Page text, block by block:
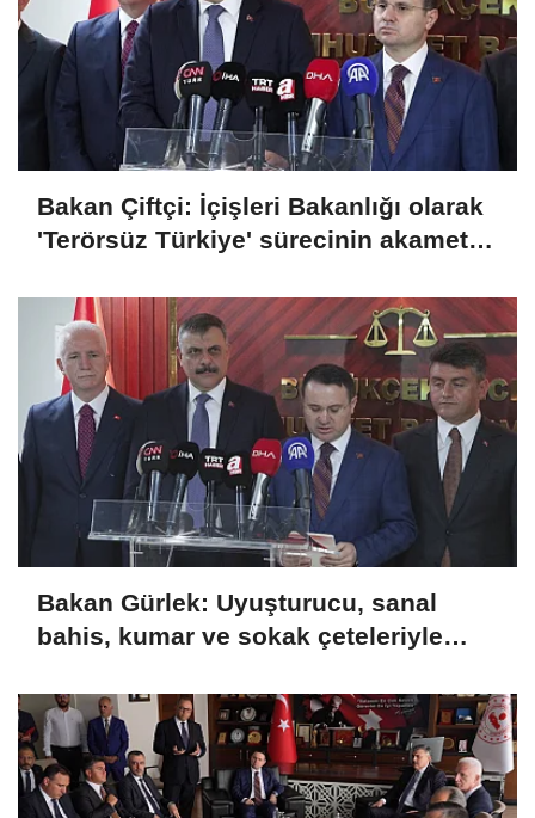
Bakan Çiftçi: İçişleri Bakanlığı olarak
'Terörsüz Türkiye' sürecinin akamete
takip ediyoruz
Bakan Gürlek: Uyuşturucu, sanal
bahis, kumar ve sokak çeteleriyle
geçeceğiz